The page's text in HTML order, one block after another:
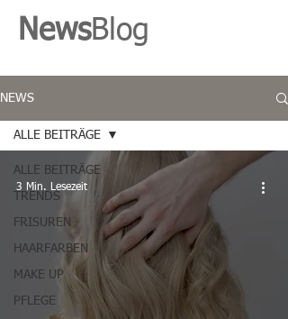
NewsBlog
NEWS
ALLE BEITRÄGE
TRENDS
FRISUREN
HAARFARBEN
MAKE UP
PFLEGE
ALLE BEITRÄGE
3 Min. Lesezeit